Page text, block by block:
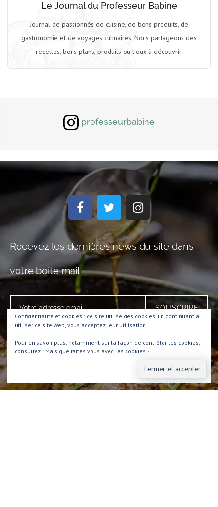
Le Journal du Professeur Babine
Journal de passionnés de cuisine, de bons produits, de
gastronomie et de voyages culinaires. Nous partageons des
recettes, bons plans, produits ou lieux à découvrir.
professeurbabine
Recevez les dernières news du site dans
votre boite mail
Confidentialité et cookies : ce site utilise des cookies. En continuant à
utiliser ce site Web, vous acceptez leur utilisation.
Pour en savoir plus, notamment sur la façon de contrôler les cookies,
consultez : Mais que faites vous avec les cookies ?